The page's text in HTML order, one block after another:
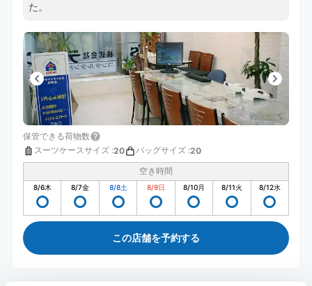
た。
保管できる荷物数
スーツケースサイズ :20 バッグサイズ :20
空き時間
8/6木 8/7金 8/8土 8/9日 8/10月 8/11火 8/12水
この店舗を予約する